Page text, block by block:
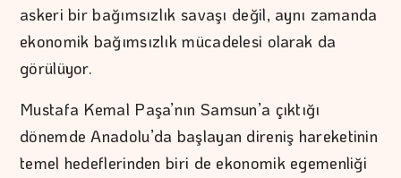
askeri bir bağımsızlık savaşı değil, aynı zamanda
ekonomik bağımsızlık mücadelesi olarak da
görülüyor.
Mustafa Kemal Paşa’nın Samsun’a çıktığı
dönemde Anadolu’da başlayan direniş hareketinin
temel hedeflerinden biri de ekonomik egemenliği